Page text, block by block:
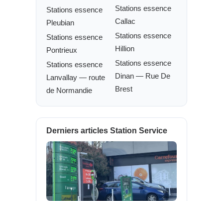
Stations essence
Pleubian
Stations essence
Pontrieux
Stations essence
Lanvallay — route
de Normandie
Stations essence
Callac
Stations essence
Hillion
Stations essence
Dinan — Rue De
Brest
Derniers articles Station Service